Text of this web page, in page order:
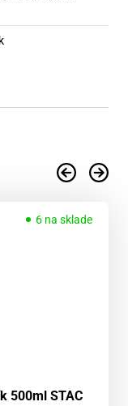
6 na sklade
500ml STAC